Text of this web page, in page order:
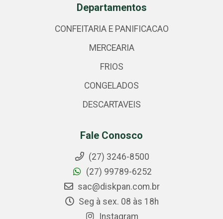
Departamentos
CONFEITARIA E PANIFICACAO
MERCEARIA
FRIOS
CONGELADOS
DESCARTAVEIS
Fale Conosco
(27) 3246-8500
(27) 99789-6252
sac@diskpan.com.br
Seg à sex. 08 às 18h
Instagram